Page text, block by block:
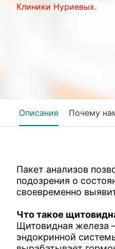
Клиники Нуриевых.
Описание Почему
Пакет анализов
подозрения о
своевременно
Что такое
Щитовидная железа
эндокринной